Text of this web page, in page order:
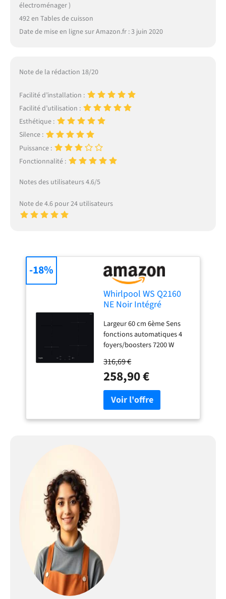
électroménager )
492 en Tables de cuisson
Date de mise en ligne sur Amazon.fr : 3 juin 2020
Note de la rédaction 18/20
Facilité d’installation :
Facilité d’utilisation :
Esthétique :
Silence :
Puissance :
Fonctionnalité :
Notes des utilisateurs 4.6/5
Note de 4.6 pour 24 utilisateurs
Whirlpool WS Q2160
NE Noir Intégré
Plaque avec zone à
induction 4 zone(s)
Largeur 60 cm 6ème Sens
fonctions automatiques 4
foyers/boosters 7200 W
316,69 €
258,90 €
-18%